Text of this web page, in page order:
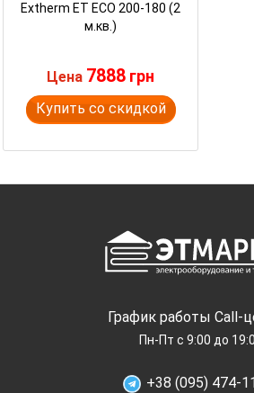
Extherm ET ECO 200-180 (2
м.кв.)
Цена 7888 грн
Купить со скидкой
График работы Call-
Пн-Пт с 9:00 до
+38 (095) 474-